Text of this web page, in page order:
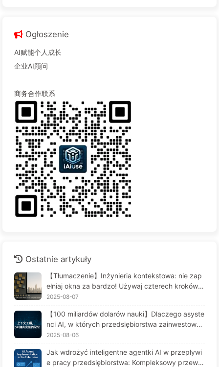
Ogłoszenie
AI赋能个人成长
企业AI顾问
商务合作联系
Ostatnie artykuły
【Tłumaczenie】Inżynieria kontekstowa: nie zap
ełniaj okna za bardzo! Używaj czterech kroków d
o zarządzania kontekstem, bądź czujny na zafał
ewnątrz — Uczymy się AI powoli 170
2025-08-07
【100 miliardów dolarów nauki】Dlaczego asyste
nci AI, w których przedsiębiorstwa zainwestował
y fortunę, cierpią na "amnezję" w kluczowych mo
wydajności? — Powoli ucz się AI 169
2025-08-06
Jak wdrożyć inteligentne agentki AI w przepływi
e pracy przedsiębiorstwa: Kompleksowy przewo